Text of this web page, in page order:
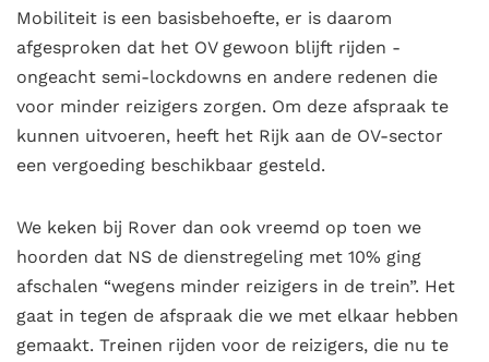
Mobiliteit is een basisbehoefte, er is daarom
afgesproken dat het OV gewoon blijft rijden -
ongeacht semi-lockdowns en andere redenen die
voor minder reizigers zorgen. Om deze afspraak te
kunnen uitvoeren, heeft het Rijk aan de OV-sector
een vergoeding beschikbaar gesteld.
We keken bij Rover dan ook vreemd op toen we
hoorden dat NS de dienstregeling met 10% ging
afschalen “wegens minder reizigers in de trein”. Het
gaat in tegen de afspraak die we met elkaar hebben
gemaakt. Treinen rijden voor de reizigers, die nu te